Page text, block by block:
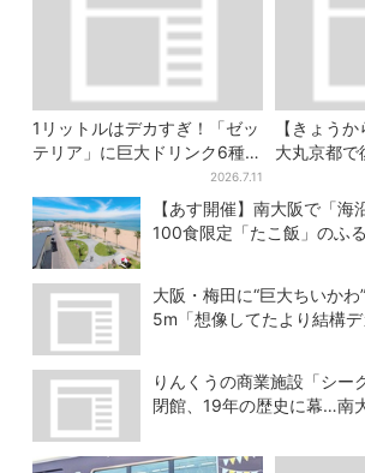
1リットルはデカすぎ！「ゼッ
テリア」に巨大ドリンク6種が
登場、セット変更で350円お
得に
2026.7.11
【きょう
大丸京都で
お化け屋
で“怖さ”パ
【あす開催】南大阪で「海
100食限定「たこ飯」のふ
大阪・梅田に“巨大ちいか
5m「想像してたより結構
りんくうの商業施設「シー
閉館、19年の歴史に幕…南